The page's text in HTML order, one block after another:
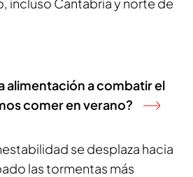
alimentación a combatir el
comer en verano?
se desplaza hacia
las tormentas más